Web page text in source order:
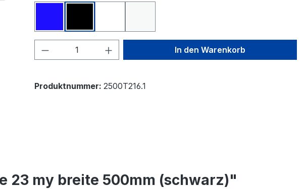
Produkt Anzahl: Gib den gewünschten Wert
In den Warenkorb
Produktnummer: 2500T216.1
23 my breite 500mm (schwarz)"